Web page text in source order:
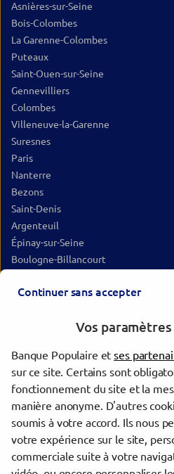
Asnières-sur-Seine
Bois-Colombes
La Garenne-Colombes
Puteaux
Saint-Ouen-sur-Seine
Gennevilliers
Colombes
Villeneuve-la-Garenne
Suresnes
Paris
Nanterre
Bezons
Saint-Denis
Argenteuil
Épinay-sur-Seine
Boulogne-Billancourt
Issy-les-Moulineaux
Rueil-Malmaison
Saint-Cloud
Malakoff
Pantin
Deuil-la-Barre
Continuer sans accepter
Vos
Banque Populaire etses
sur ce site. Certains sont
fonctionnement du site et la
manière anonyme. D'autres
soumis à votre accord. Ils nous
votre expérience sur le site,
commerciale suite à votre